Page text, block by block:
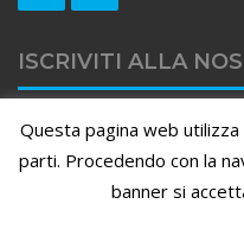
ISCRIVITI ALLA
Clicca qui per iscriviti alla
Questa pagina web
parti. Procedendo con la
banner si